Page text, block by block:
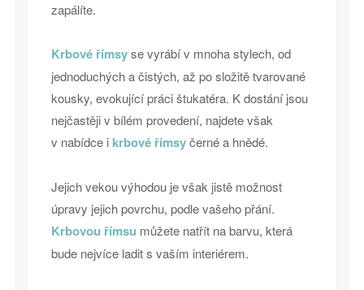
zapálíte.
Krbové římsyse vyrábí v mnoha stylech, od
jednoduchých a čistých, až po složitě tvarované
kousky, evokující práci štukatéra. K dostání jsou
nejčastěji v bílém provedení, najdete však
v nabídce i krbové římsyčerné a hnědé.
Jejich vekou výhodou je však jistě možnost
úpravy jejich povrchu, podle vašeho přání.
Krbovou římsu můžete natřít na barvu, která
bude nejvíce ladit s vaším interiérem.